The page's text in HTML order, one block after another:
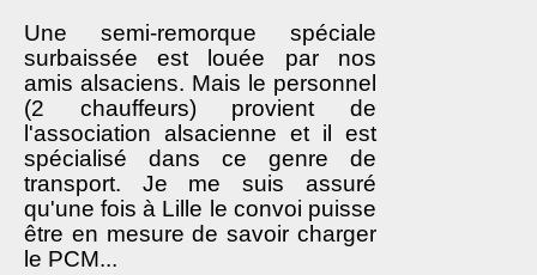
Une semi-remorque spéciale
surbaissée est louée par nos
amis alsaciens. Mais le personnel
(2 chauffeurs) provient de
l'association alsacienne et il est
spécialisé dans ce genre de
transport. Je me suis assuré
qu'une fois à Lille le convoi puisse
être en mesure de savoir charger
le PCM...